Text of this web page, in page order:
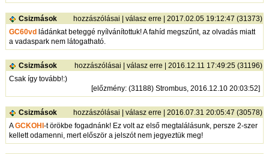
Csizmások hozzászólásai |válasz erre | 2017.02.05 19:12:47 (31373)
GC60vd ládánkat beteggé nyílvánítottuk! A fahíd megszűnt, az olvadás miatt
a vadaspark nem látogatható.
Csizmások hozzászólásai |válasz erre | 2016.12.11 17:49:25 (31196)
Csak így tovább!:)
[előzmény: (31188) Strombus, 2016.12.10 20:03:52]
Csizmások hozzászólásai |válasz erre | 2016.07.31 20:05:47 (30578)
AGCKOHI-t örökbe fogadnánk! Ez volt az első megtalálásunk, persze 2-szer
kellett odamenni, mert először a jelszót nem jegyeztük meg!